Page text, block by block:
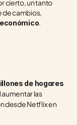
cierto, un tanto
de cambios,
.
de hogares
aumentar las
desde Netflix en